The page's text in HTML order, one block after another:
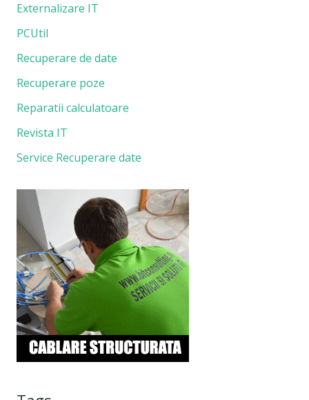
Externalizare IT
PCUtil
Recuperare de date
Recuperare poze
Reparatii calculatoare
Revista IT
Service Recuperare date